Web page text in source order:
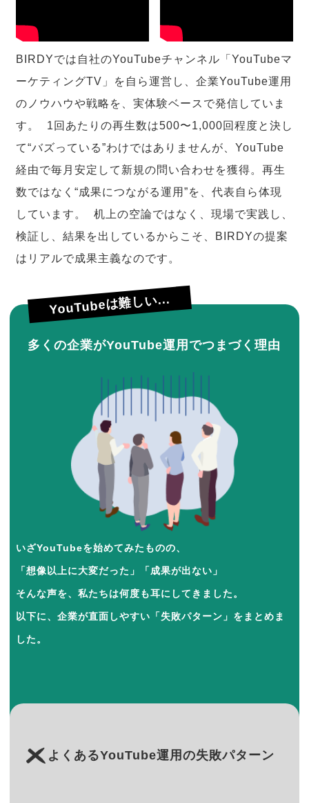
BIRDYでは自社のYouTubeチャンネル「YouTubeマ
ーケティングTV」を自ら運営し、企業YouTube運用
のノウハウや戦略を、実体験ベースで発信していま
す。 1回あたりの再生数は500〜1,000回程度と決し
て“バズっている”わけではありませんが、YouTube
経由で毎月安定して新規の問い合わせを獲得。再生
数ではなく“成果につながる運用”を、代表自ら体現
しています。 机上の空論ではなく、現場で実践し、
検証し、結果を出しているからこそ、BIRDYの提案
はリアルで成果主義なのです。
YouTubeは難しい...
多くの企業がYouTube運用でつまづく理由
いざYouTubeを始めてみたものの、
「想像以上に大変だった」「成果が出ない」
そんな声を、私たちは何度も耳にしてきました。
以下に、企業が直面しやすい「失敗パターン」をまとめま
した。
よくあるYouTube運用の失敗パターン